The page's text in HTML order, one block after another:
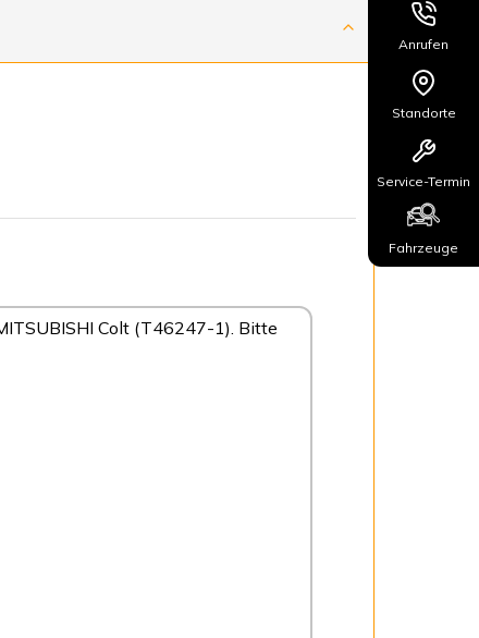
Anrufen
Standorte
Service-Termin
Fahrzeuge